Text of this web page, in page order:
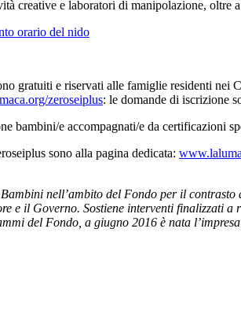
creative e laboratori di manipolazione, oltre
orario del nido
gratuiti e riservati alle famiglie residenti nei
zeroseiplus: le domande di iscrizione
bambini/e accompagnati/e da certificazioni
sono alla pagina dedicata:
nell’ambito del Fondo per il
e il Governo. Sostiene interventi finalizzati
del Fondo, a giugno 2016 è nata